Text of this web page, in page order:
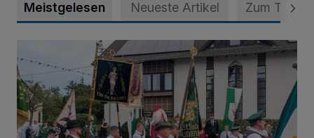
Meistgelesen Neueste Artikel Zum Thema
Nach der Parade folgt Montag das Königsschießen